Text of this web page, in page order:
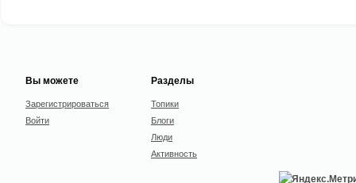
Вы можете
Зарегистрироваться
Войти
Разделы
Топики
Блоги
Люди
Активность